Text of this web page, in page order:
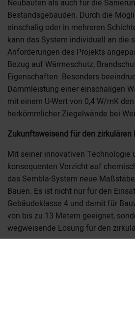
Neubauten als auch für die
Bestandsgebäuden. Durch die
einschalig oder in mehreren
kann das System individuell an die
Anforderungen des Projekts
Bezug auf Wärmeschutz,
Eigenschaften. Besonders
Dämmleistung einer einschaligen
mit einem U-Wert von 0,4 W/mK
herkömmlicher Ziegelwände bei
Zukunftsweisend für den zirkulären
Mit seiner innovativen Technologie
konsequenten Verzicht auf
das Sembla-System neue
Bauen. Es ist nicht nur für den
Gebäudeklasse 4 und damit für
von bis zu 13 Metern geeignet,
wegweisende Lösung für den